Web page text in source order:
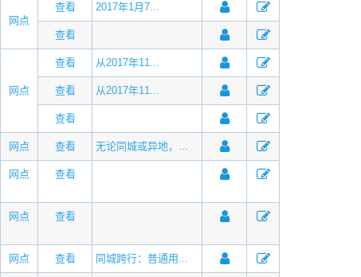
网点
查看 2017年1月7...
查看
网点
查看 从2017年11...
查看 从2017年11...
查看
网点 查看 无论同城或异地，...
网点 查看
网点 查看
网点 查看 同城跨行：普通用...